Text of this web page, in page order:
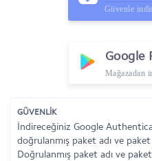
Güvenle
Google
Mağazadan
GÜVENLİK
İndireceğiniz Google
doğrulanmış paket adı ve
Doğrulanmış paket adı ve